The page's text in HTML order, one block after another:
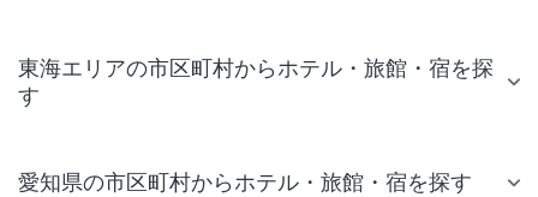
東海エリアの市区町村からホテル・旅館・宿を探
す
愛知県の市区町村からホテル・旅館・宿を探す